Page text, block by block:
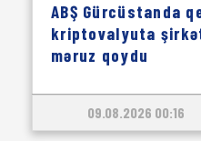
ABŞ Gürcüstanda
kriptovalyuta
məruz qoydu
09.08.2026 00:16